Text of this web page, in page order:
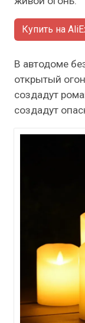
Купить на
В автодоме
открытый
создадут
создадут